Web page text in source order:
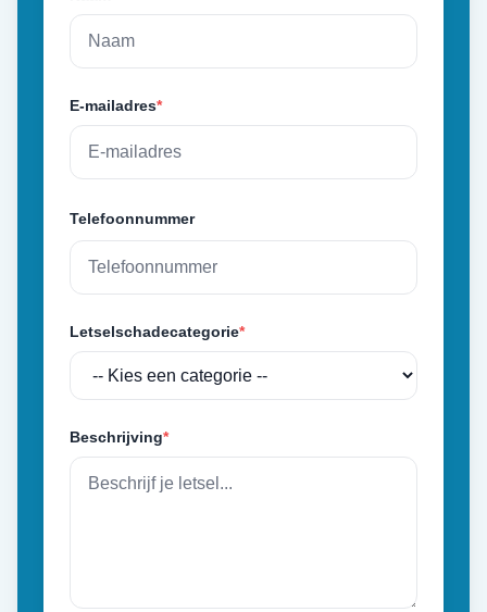
E-mailadres*
Telefoonnummer
Letselschadecategorie*
Beschrijving*